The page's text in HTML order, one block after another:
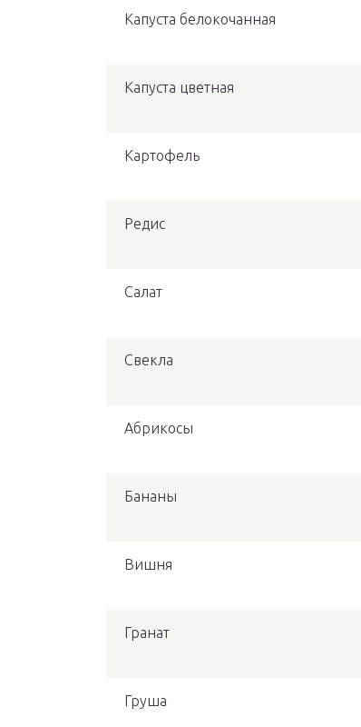
Капуста белокочанная
Капуста цветная
Картофель
Редис
Салат
Свекла
Абрикосы
Бананы
Вишня
Гранат
Груша